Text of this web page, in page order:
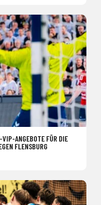
VIP-ANGEBOTE FÜR DIE
FLENSBURG